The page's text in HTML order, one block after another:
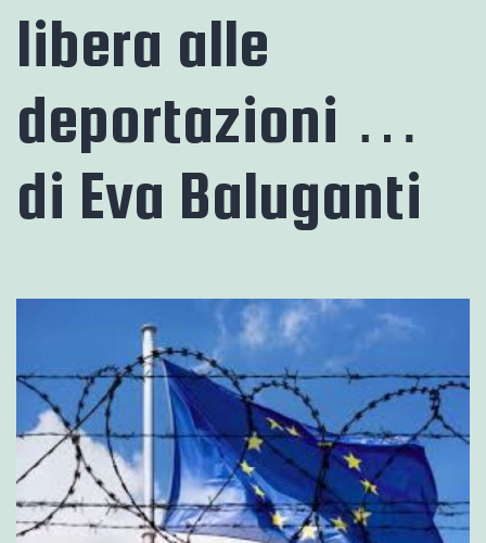
libera alle
deportazioni …
di Eva Baluganti